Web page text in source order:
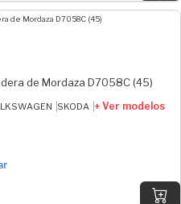
de Mordaza D7058C (45)
SKODA + Ver modelos